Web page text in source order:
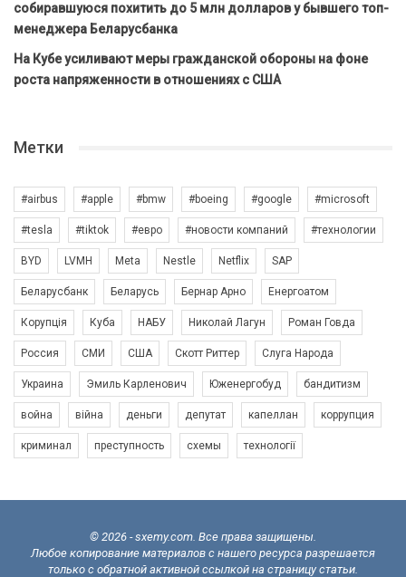
собиравшуюся похитить до 5 млн долларов у бывшего топ-
менеджера Беларусбанка
На Кубе усиливают меры гражданской обороны на фоне
роста напряженности в отношениях с США
Метки
#airbus #apple #bmw #boeing #google #microsoft
#tesla #tiktok #евро #новости компаний #технологии
BYD LVMH Meta Nestle Netflix SAP
Беларусбанк Беларусь Бернар Арно Енергоатом
Корупція Куба НАБУ Николай Лагун Роман Говда
Россия СМИ США Скотт Риттер Слуга Народа
Украина Эмиль Карленович Юженергобуд бандитизм
война війна деньги депутат капеллан коррупция
криминал преступность схемы технології
© 2026 - sxemy.com. Все права защищены.
Любое копирование материалов с нашего ресурса разрешается
только с обратной активной ссылкой на страницу статьи.